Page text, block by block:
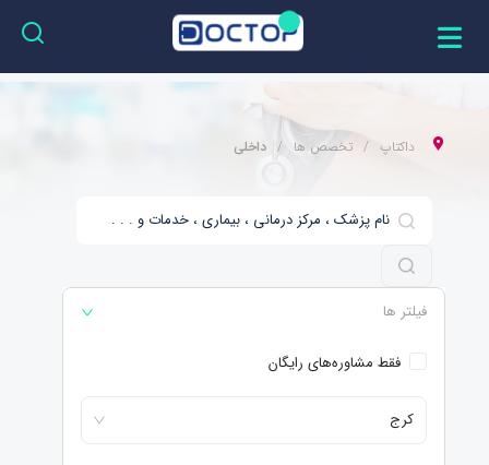
داکتاپ تخصص ها داخلی
فیلتر ها
فقط مشاوره‌های رایگان
کرج